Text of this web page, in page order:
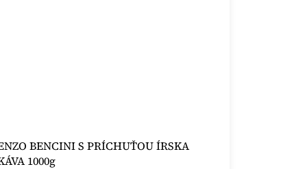
BENCINI S PRÍCHUŤOU ÍRSKA
1000g